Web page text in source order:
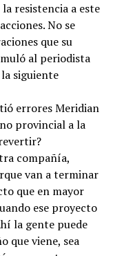
resistencia a este
No se
que su
al periodista
siguiente
errores Meridian
provincial a la
compañía,
van a terminar
que en mayor
ese proyecto
la gente puede
que viene, sea